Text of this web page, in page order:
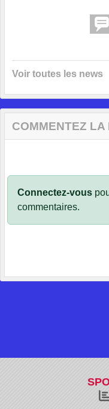
Voir toutes les news
COMMENTEZ LA
Connectez-vous
commentaires.